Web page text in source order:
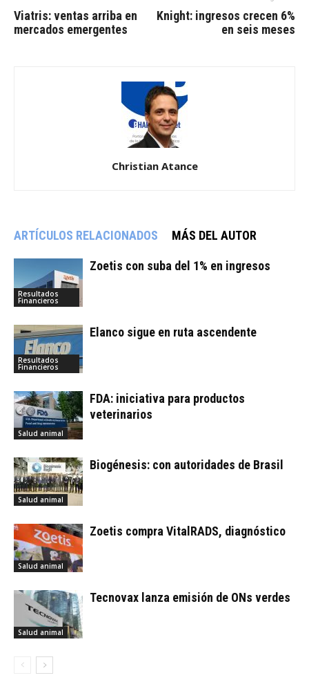
Viatris: ventas arriba en
mercados emergentes
Knight: ingresos crecen 6%
en seis meses
Christian Atance
ARTÍCULOS RELACIONADOS MÁS DEL AUTOR
Resultados
Financieros
Zoetis con suba del 1% en ingresos
Resultados
Financieros
Elanco sigue en ruta ascendente
Salud animal
FDA: iniciativa para productos
veterinarios
Salud animal
Biogénesis: con autoridades de Brasil
Salud animal
Zoetis compra VitalRADS, diagnóstico
Salud animal
Tecnovax lanza emisión de ONs verdes